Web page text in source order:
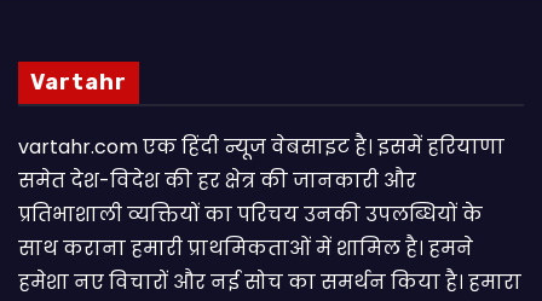
Vartahr
vartahr.com एक हिंदी न्यूज वेबसाइट है। इसमें हरियाणा
समेत देश-विदेश की हर क्षेत्र की जानकारी और
प्रतिभाशाली व्यक्तियों का परिचय उनकी उपलब्धियों के
साथ कराना हमारी प्राथमिकताओं में शामिल है। हमने
हमेशा नए विचारों और नई सोच का समर्थन किया है। हमारा